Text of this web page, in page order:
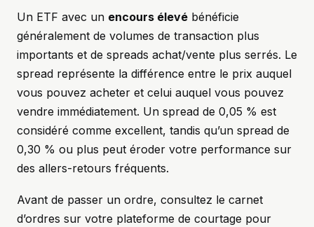
Un ETF avec un encours élevé bénéficie
généralement de volumes de transaction plus
importants et de spreads achat/vente plus serrés. Le
spread représente la différence entre le prix auquel
vous pouvez acheter et celui auquel vous pouvez
vendre immédiatement. Un spread de 0,05 % est
considéré comme excellent, tandis qu’un spread de
0,30 % ou plus peut éroder votre performance sur
des allers-retours fréquents.
Avant de passer un ordre, consultez le carnet
d’ordres sur votre plateforme de courtage pour